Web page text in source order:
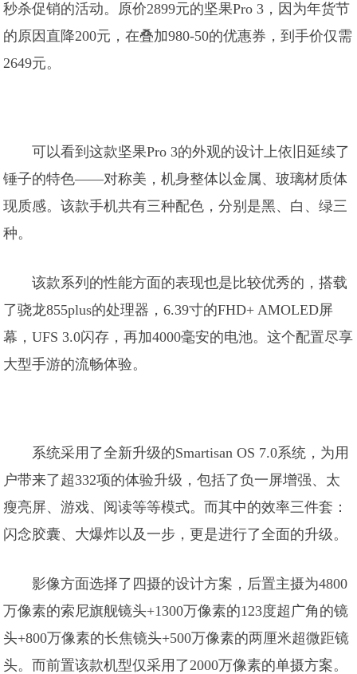
秒杀促销的活动。原价2899元的坚果Pro 3，因为年货节
的原因直降200元，在叠加980-50的优惠券，到手价仅需
2649元。
可以看到这款坚果Pro 3的外观的设计上依旧延续了
锤子的特色——对称美，机身整体以金属、玻璃材质体
现质感。该款手机共有三种配色，分别是黑、白、绿三
种。
该款系列的性能方面的表现也是比较优秀的，搭载
了骁龙855plus的处理器，6.39寸的FHD+ AMOLED屏
幕，UFS 3.0闪存，再加4000毫安的电池。这个配置尽享
大型手游的流畅体验。
系统采用了全新升级的Smartisan OS 7.0系统，为用
户带来了超332项的体验升级，包括了负一屏增强、太
瘦亮屏、游戏、阅读等等模式。而其中的效率三件套：
闪念胶囊、大爆炸以及一步，更是进行了全面的升级。
影像方面选择了四摄的设计方案，后置主摄为4800
万像素的索尼旗舰镜头+1300万像素的123度超广角的镜
头+800万像素的长焦镜头+500万像素的两厘米超微距镜
头。而前置该款机型仅采用了2000万像素的单摄方案。